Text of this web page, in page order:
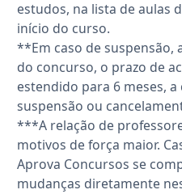
estudos, na lista de aulas
início do curso.
**Em caso de suspensão,
do concurso, o prazo de
estendido para 6 meses,
suspensão ou
***A relação de
motivos de força maior.
Aprova Concursos se
mudanças diretamente